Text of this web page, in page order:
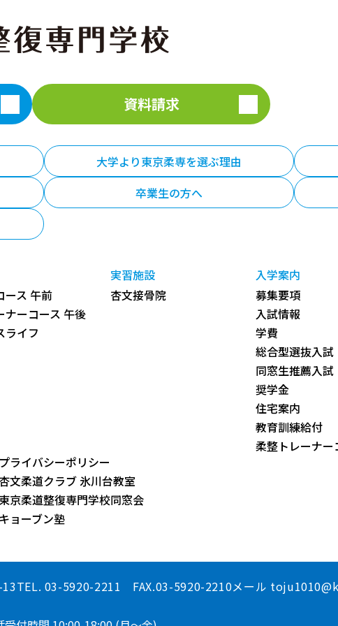
資料請求
大学より東京柔専を選ぶ理由
卒業生の方へ
ース 午前
ナーコース 午後
ライフ
実習施設
杏文接骨院
入学案内
募集要項
入試情報
学費
総合型選抜入試
同窓生推薦入試
奨学金
住宅案内
教育訓練給付
柔整トレーナー
プライバシーポリシー
杏文柔道クラブ 氷川台教室
東京柔道整復専門学校同窓会
キョーブン塾
TEL. 03-5920-2211 FAX.03-5920-2210メール